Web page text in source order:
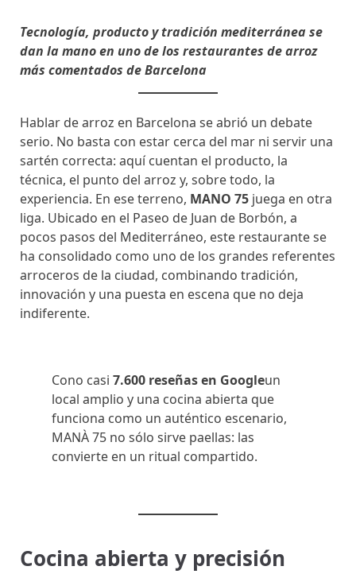
Tecnología, producto y tradición mediterránea se
dan la mano en uno de los restaurantes de arroz
más comentados de Barcelona
Hablar de arroz en Barcelona se abrió un debate
serio. No basta con estar cerca del mar ni servir una
sartén correcta: aquí cuentan el producto, la
técnica, el punto del arroz y, sobre todo, la
experiencia. En ese terreno, MANO 75 juega en otra
liga. Ubicado en el Paseo de Juan de Borbón, a
pocos pasos del Mediterráneo, este restaurante se
ha consolidado como uno de los grandes referentes
arroceros de la ciudad, combinando tradición,
innovación y una puesta en escena que no deja
indiferente.
Cono casi 7.600 reseñas en Googleun
local amplio y una cocina abierta que
funciona como un auténtico escenario,
MANÀ 75 no sólo sirve paellas: las
convierte en un ritual compartido.
Cocina abierta y precisión